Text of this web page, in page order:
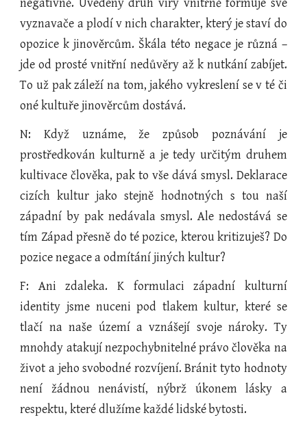
negativně. Uvedený druh víry vnitřně formuje své
vyznavače a plodí v nich charakter, který je staví do
opozice k jinověrcům. Škála této negace je různá –
jde od prosté vnitřní nedůvěry až k nutkání zabíjet.
To už pak záleží na tom, jakého vykreslení se v té či
oné kultuře jinověrcům dostává.
N: Když uznáme, že způsob poznávání je
prostředkován kulturně a je tedy určitým druhem
kultivace člověka, pak to vše dává smysl. Deklarace
cizích kultur jako stejně hodnotných s tou naší
západní by pak nedávala smysl. Ale nedostává se
tím Západ přesně do té pozice, kterou kritizuješ? Do
pozice negace a odmítání jiných kultur?
F: Ani zdaleka. K formulaci západní kulturní
identity jsme nuceni pod tlakem kultur, které se
tlačí na naše území a vznášejí svoje nároky. Ty
mnohdy atakují nezpochybnitelné právo člověka na
život a jeho svobodné rozvíjení. Bránit tyto hodnoty
není žádnou nenávistí, nýbrž úkonem lásky a
respektu, které dlužíme každé lidské bytosti.